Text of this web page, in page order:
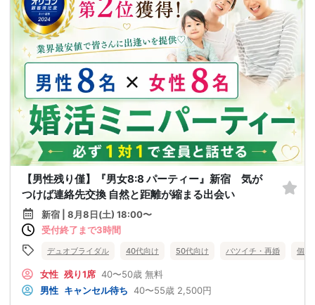
【男性残り僅】『男女8:8 パーティー』新宿 気が
つけば連絡先交換 自然と距離が縮まる出会い
新宿 | 8月8日(土) 18:00〜
受付終了まで3時間
デュオブライダル 40代向け 50代向け バツイチ・再婚 個室
女性 残り1席 40〜50歳 無料
男性 キャンセル待ち 40〜55歳 2,500円